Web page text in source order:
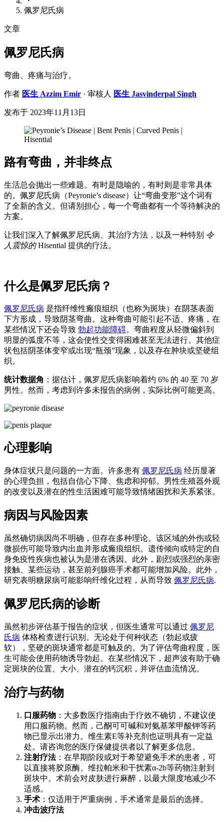
佩罗尼氏病
文章
佩罗尼氏病
弯曲、疼痛与治疗。
作者 医生 Azzim Emir · 审核人 医生 Jasvinderpal Singh
发布于 2023年11月13日
路有弯曲，并非终点
生活总会抛出一些难题。有时是隐喻的，有时则是非常具体
的。佩罗尼氏病（Peyronie’s disease）让“弯曲变形”这个词有
了全新的含义。但请别担心，每一个弯曲都有一个等待解决的
方案。
让我们深入了解佩罗尼氏病、其治疗方法，以及一种特别 令
人震惊的Hisential 提供的疗法。
什么是佩罗尼氏病？
佩罗尼氏病 是指纤维性瘢痕组织（也称为斑块）在阴茎表面
下方形成，导致阴茎弯曲。这种弯曲可能引起不适、疼痛，在
某些情况下还会导致 勃起功能障碍。弯曲程度从轻微偏斜到
明显的弧度不等，这会使性交变得困难甚至无法进行。其他症
状包括阴茎体变窄或出现“瓶颈”现象，以及存在肿块或坚硬组
织。
统计数据角 ：据估计，佩罗尼氏病影响着约 6% 的 40 至 70 岁
男性。然而，考虑到许多未报告的病例，实际比例可能更高。
心理影响
身体症状只是问题的一方面。许多患有 佩罗尼氏病 经历显著
的心理负担，包括自信心下降、焦虑和抑郁。男性生殖器外观
的改变以及潜在的性生活困难可能导致情绪困扰和关系紧张。
病因与风险因素
虽然确切病因尚不明确，但存在多种理论。该区域的外伤或轻
微损伤可能导致内出血并形成瘢痕组织。遗传倾向或特定的自
身免疫性疾病也被认为是潜在诱因。此外，剧烈或强烈的亲密
接触、某些运动，甚至前列腺癌手术都可能增加风险。此外，
研究表明糖尿病可能影响纤维化过程，从而导致 佩罗尼氏病.
佩罗尼氏病的诊断
虽然初步评估基于报告的症状，但医生通常可以通过 佩罗尼
氏病 体格检查进行识别。无论处于何种状态（勃起或疲
软），坚硬的斑块通常都是可触及的。为了评估弯曲程度，医
生可能会使用药物诱导勃起。在某些情况下，超声波有助于确
定斑块的位置、大小、潜在的钙沉积，并评估血流情况。
治疗与药物
口服药物 ：大多数医疗指南由于疗效不确切，不建议使
用口服药物。然而，己酮可可碱和对氨基苯甲酸钾等药
物已显示出潜力。维生素E等补充剂也证明具有一定益
处。请咨询您的医疗保健提供者以了解更多信息。
注射疗法：在早期阶段或对于希望避免手术的患者，可
以直接将胶原酶、维拉帕米和干扰素α-2b等药物注射到
斑块中。术前会对皮肤进行麻醉，以最大限度地减少不
适感。
手术 ：仅适用于严重病例，手术通常是最后的选择。
冲击波疗法